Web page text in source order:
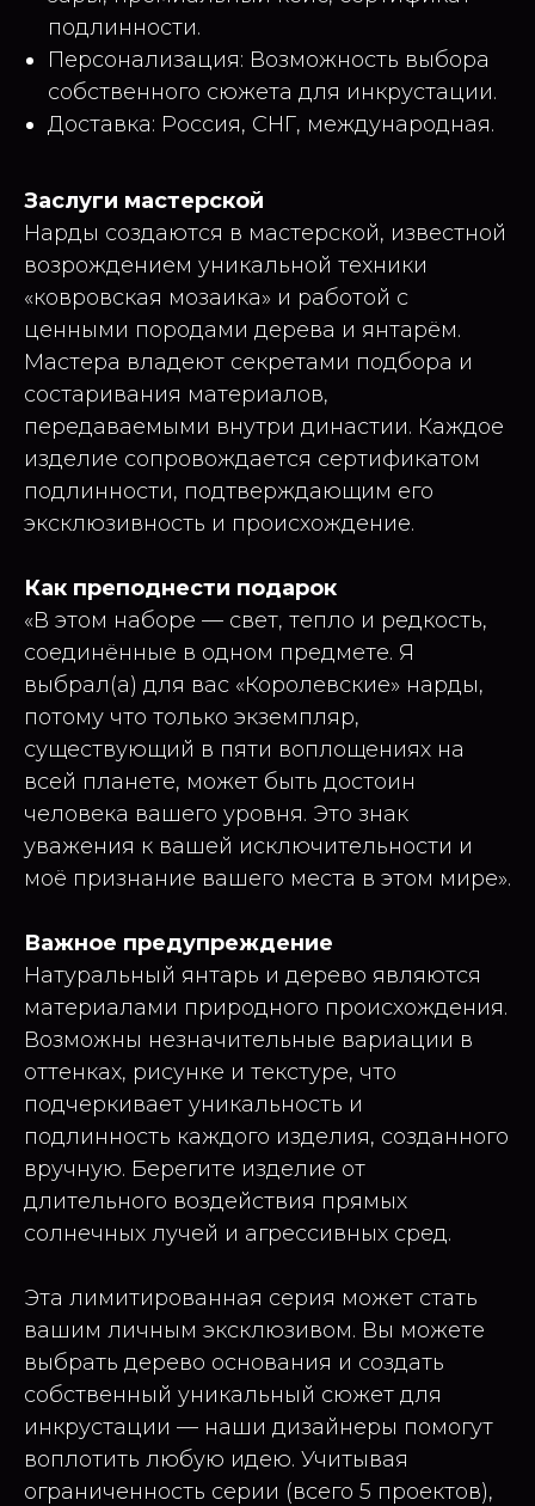
подлинности.
Персонализация: Возможность выбора
собственного сюжета для инкрустации.
Доставка: Россия, СНГ, международная.
Заслуги мастерской
Нарды создаются в мастерской, известной
возрождением уникальной техники
«ковровская мозаика» и работой с
ценными породами дерева и янтарём.
Мастера владеют секретами подбора и
состаривания материалов,
передаваемыми внутри династии. Каждое
изделие сопровождается сертификатом
подлинности, подтверждающим его
эксклюзивность и происхождение.
Как преподнести подарок
«В этом наборе — свет, тепло и редкость,
соединённые в одном предмете. Я
выбрал(а) для вас «Королевские» нарды,
потому что только экземпляр,
существующий в пяти воплощениях на
всей планете, может быть достоин
человека вашего уровня. Это знак
уважения к вашей исключительности и
моё признание вашего места в этом мире».
Важное предупреждение
Натуральный янтарь и дерево являются
материалами природного происхождения.
Возможны незначительные вариации в
оттенках, рисунке и текстуре, что
подчеркивает уникальность и
подлинность каждого изделия, созданного
вручную. Берегите изделие от
длительного воздействия прямых
солнечных лучей и агрессивных сред.
Эта лимитированная серия может стать
вашим личным эксклюзивом. Вы можете
выбрать дерево основания и создать
собственный уникальный сюжет для
инкрустации — наши дизайнеры помогут
воплотить любую идею. Учитывая
ограниченность серии (всего 5 проектов),